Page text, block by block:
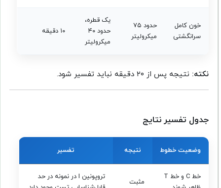
خون کامل
سرانگشتی
حدود ۷۵
میکرولیتر
یک قطره،
حدود ۴۰
میکرولیتر
۱۰ دقیقه
نکته: نتیجه پس از ۲۰ دقیقه نباید تفسیر شود.
جدول تفسیر نتایج
وضعیت خطوط نتیجه تفسیر
خط C و خط T
مثبت
تروپونین I در نمونه در حد